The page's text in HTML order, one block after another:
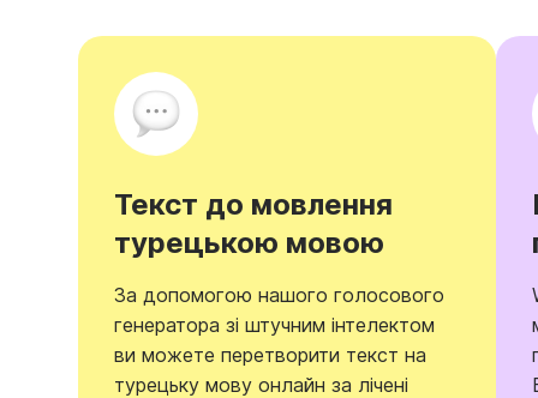
Текст до мовлення
турецькою мовою
За допомогою нашого голосового
генератора зі штучним інтелектом
ви можете перетворити текст на
турецьку мову онлайн за лічені